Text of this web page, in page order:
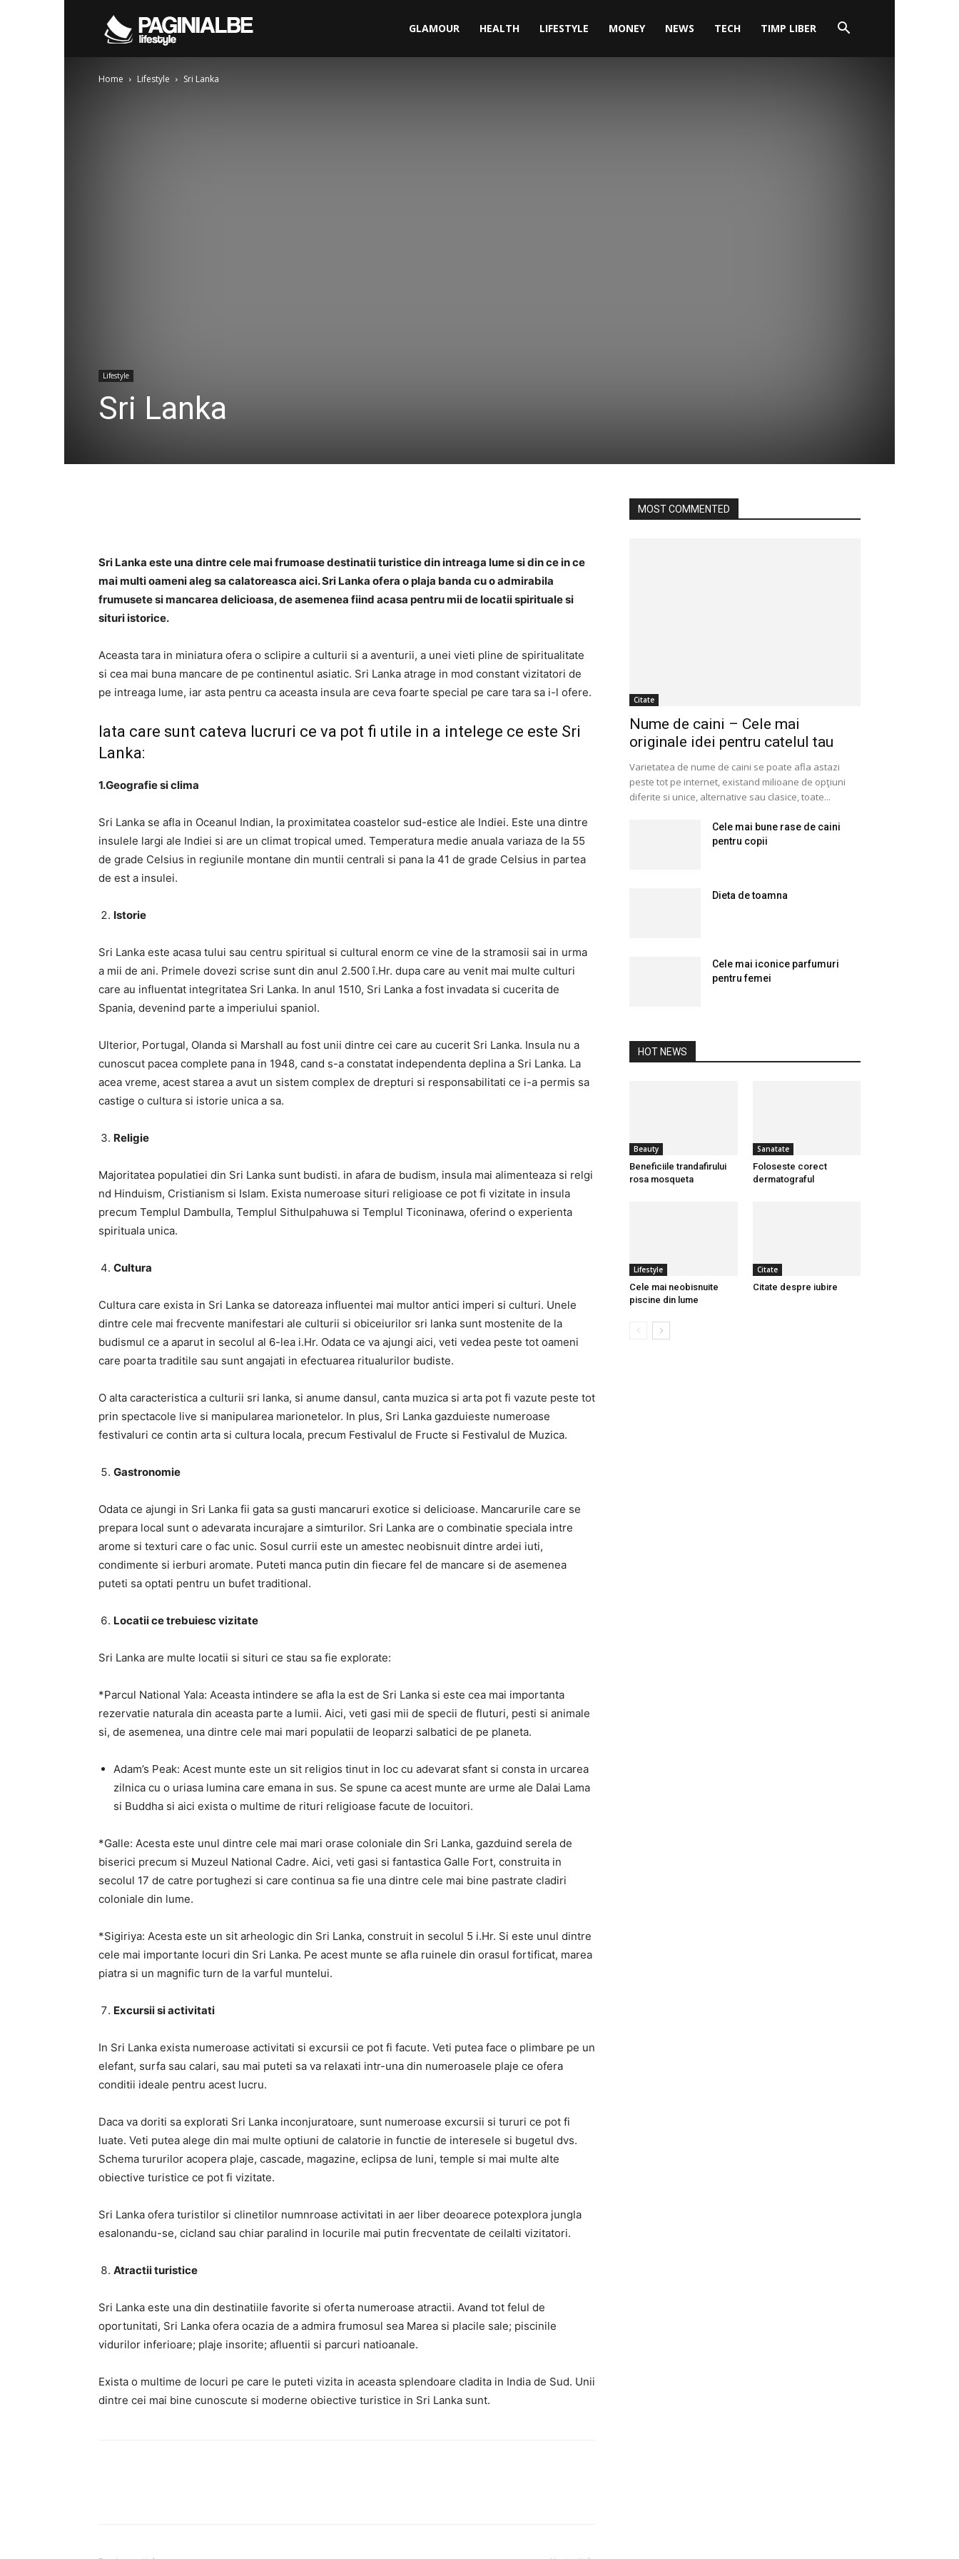
GLAMOUR HEALTH LIFESTYLE MONEY NEWS TECH TIMP LIBER
Home Lifestyle Sri Lanka
Lifestyle
Sri Lanka
Sri Lanka este una dintre cele mai frumoase destinatii turistice din intreaga lume si din ce in ce
mai multi oameni aleg sa calatoreasca aici. Sri Lanka ofera o plaja banda cu o admirabila
frumusete si mancarea delicioasa, de asemenea fiind acasa pentru mii de locatii spirituale si
situri istorice.
Aceasta tara in miniatura ofera o sclipire a culturii si a aventurii, a unei vieti pline de spiritualitate
si cea mai buna mancare de pe continentul asiatic. Sri Lanka atrage in mod constant vizitatori de
pe intreaga lume, iar asta pentru ca aceasta insula are ceva foarte special pe care tara sa i-l ofere.
Iata care sunt cateva lucruri ce va pot fi utile in a intelege ce este Sri
Lanka:
1.Geografie si clima
Sri Lanka se afla in Oceanul Indian, la proximitatea coastelor sud-estice ale Indiei. Este una dintre
insulele largi ale Indiei si are un climat tropical umed. Temperatura medie anuala variaza de la 55
de grade Celsius in regiunile montane din muntii centrali si pana la 41 de grade Celsius in partea
de est a insulei.
Istorie
Sri Lanka este acasa tului sau centru spiritual si cultural enorm ce vine de la stramosii sai in urma
a mii de ani. Primele dovezi scrise sunt din anul 2.500 î.Hr. dupa care au venit mai multe culturi
care au influentat integritatea Sri Lanka. In anul 1510, Sri Lanka a fost invadata si cucerita de
Spania, devenind parte a imperiului spaniol.
Ulterior, Portugal, Olanda si Marshall au fost unii dintre cei care au cucerit Sri Lanka. Insula nu a
cunoscut pacea complete pana in 1948, cand s-a constatat independenta deplina a Sri Lanka. La
acea vreme, acest starea a avut un sistem complex de drepturi si responsabilitati ce i-a permis sa
castige o cultura si istorie unica a sa.
Religie
Majoritatea populatiei din Sri Lanka sunt budisti. in afara de budism, insula mai alimenteaza si relgi
nd Hinduism, Cristianism si Islam. Exista numeroase situri religioase ce pot fi vizitate in insula
precum Templul Dambulla, Templul Sithulpahuwa si Templul Ticoninawa, oferind o experienta
spirituala unica.
Cultura
Cultura care exista in Sri Lanka se datoreaza influentei mai multor antici imperi si culturi. Unele
dintre cele mai frecvente manifestari ale culturii si obiceiurilor sri lanka sunt mostenite de la
budismul ce a aparut in secolul al 6-lea i.Hr. Odata ce va ajungi aici, veti vedea peste tot oameni
care poarta traditile sau sunt angajati in efectuarea ritualurilor budiste.
O alta caracteristica a culturii sri lanka, si anume dansul, canta muzica si arta pot fi vazute peste tot
prin spectacole live si manipularea marionetelor. In plus, Sri Lanka gazduieste numeroase
festivaluri ce contin arta si cultura locala, precum Festivalul de Fructe si Festivalul de Muzica.
Gastronomie
Odata ce ajungi in Sri Lanka fii gata sa gusti mancaruri exotice si delicioase. Mancarurile care se
prepara local sunt o adevarata incurajare a simturilor. Sri Lanka are o combinatie speciala intre
arome si texturi care o fac unic. Sosul currii este un amestec neobisnuit dintre ardei iuti,
condimente si ierburi aromate. Puteti manca putin din fiecare fel de mancare si de asemenea
puteti sa optati pentru un bufet traditional.
Locatii ce trebuiesc vizitate
Sri Lanka are multe locatii si situri ce stau sa fie explorate:
*Parcul National Yala: Aceasta intindere se afla la est de Sri Lanka si este cea mai importanta
rezervatie naturala din aceasta parte a lumii. Aici, veti gasi mii de specii de fluturi, pesti si animale
si, de asemenea, una dintre cele mai mari populatii de leoparzi salbatici de pe planeta.
Adam’s Peak: Acest munte este un sit religios tinut in loc cu adevarat sfant si consta in urcarea
zilnica cu o uriasa lumina care emana in sus. Se spune ca acest munte are urme ale Dalai Lama
si Buddha si aici exista o multime de rituri religioase facute de locuitori.
*Galle: Acesta este unul dintre cele mai mari orase coloniale din Sri Lanka, gazduind serela de
biserici precum si Muzeul National Cadre. Aici, veti gasi si fantastica Galle Fort, construita in
secolul 17 de catre portughezi si care continua sa fie una dintre cele mai bine pastrate cladiri
coloniale din lume.
*Sigiriya: Acesta este un sit arheologic din Sri Lanka, construit in secolul 5 i.Hr. Si este unul dintre
cele mai importante locuri din Sri Lanka. Pe acest munte se afla ruinele din orasul fortificat, marea
piatra si un magnific turn de la varful muntelui.
Excursii si activitati
In Sri Lanka exista numeroase activitati si excursii ce pot fi facute. Veti putea face o plimbare pe un
elefant, surfa sau calari, sau mai puteti sa va relaxati intr-una din numeroasele plaje ce ofera
conditii ideale pentru acest lucru.
Daca va doriti sa explorati Sri Lanka inconjuratoare, sunt numeroase excursii si tururi ce pot fi
luate. Veti putea alege din mai multe optiuni de calatorie in functie de interesele si bugetul dvs.
Schema tururilor acopera plaje, cascade, magazine, eclipsa de luni, temple si mai multe alte
obiective turistice ce pot fi vizitate.
Sri Lanka ofera turistilor si clinetilor numnroase activitati in aer liber deoarece potexplora jungla
esalonandu-se, cicland sau chiar paralind in locurile mai putin frecventate de ceilalti vizitatori.
Atractii turistice
Sri Lanka este una din destinatiile favorite si oferta numeroase atractii. Avand tot felul de
oportunitati, Sri Lanka ofera ocazia de a admira frumosul sea Marea si placile sale; piscinile
vidurilor inferioare; plaje insorite; afluentii si parcuri natioanale.
Exista o multime de locuri pe care le puteti vizita in aceasta splendoare cladita in India de Sud. Unii
dintre cei mai bine cunoscute si moderne obiective turistice in Sri Lanka sunt.
MOST COMMENTED
Citate
Nume de caini – Cele mai
originale idei pentru catelul tau
Varietatea de nume de caini se poate afla astazi
peste tot pe internet, existand milioane de opţiuni
diferite si unice, alternative sau clasice, toate...
Cele mai bune rase de caini
pentru copii
Dieta de toamna
Cele mai iconice parfumuri
pentru femei
HOT NEWS
Beauty
Beneficiile trandafirului
rosa mosqueta
Sanatate
Foloseste corect
dermatograful
Lifestyle
Cele mai neobisnuite
piscine din lume
Citate
Citate despre iubire